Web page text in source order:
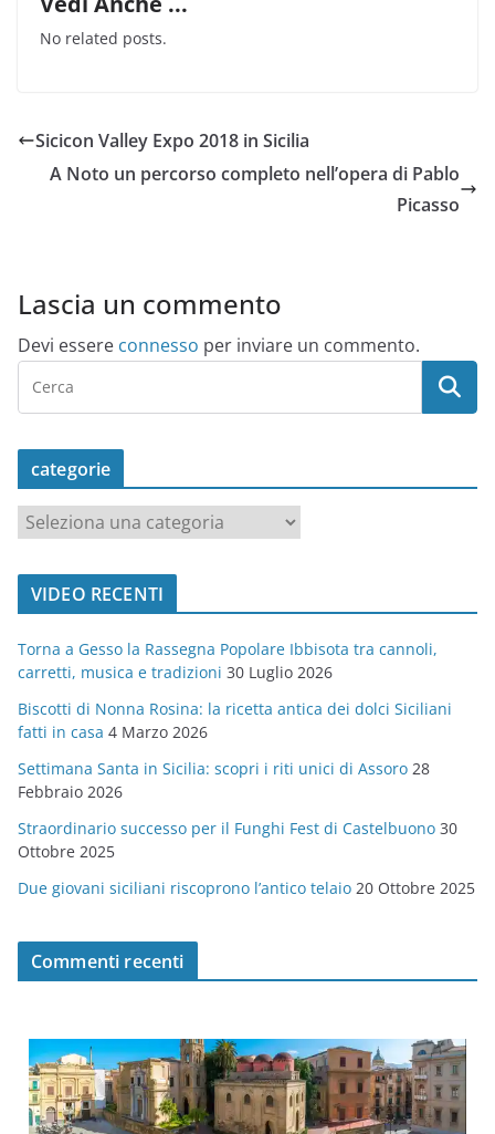
No related posts.
Sicicon Valley Expo 2018 in Sicilia
A Noto un percorso completo nell’opera di Pablo
Picasso
Lascia un commento
Devi essere connesso per inviare un commento.
categorie
a
t
o
r
i
e
VIDEO RECENTI
Torna a Gesso la Rassegna Popolare Ibbisota tra cannoli,
carretti, musica e tradizioni 30 Luglio 2026
Biscotti di Nonna Rosina: la ricetta antica dei dolci Siciliani
fatti in casa 4 Marzo 2026
Settimana Santa in Sicilia: scopri i riti unici di Assoro 28
Febbraio 2026
Straordinario successo per il Funghi Fest di Castelbuono 30
Ottobre 2025
Due giovani siciliani riscoprono l’antico telaio 20 Ottobre 2025
Commenti recenti